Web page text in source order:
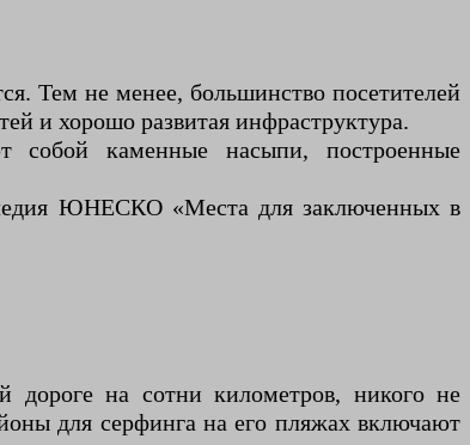
Тем не менее, большинство посетителей
и хорошо развитая инфраструктура.
каменные насыпи, построенные
ЮНЕСКО «Места для заключенных в
на сотни километров, никого не
для серфинга на его пляжах включают